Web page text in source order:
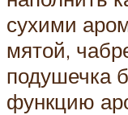
сухими
мятой,
подушечка
функцию